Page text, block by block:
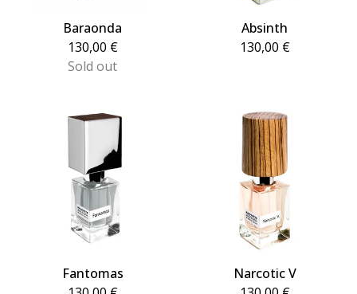
Baraonda
130,00 €
Sold out
Absinth
130,00 €
Fantomas
Narcotic V